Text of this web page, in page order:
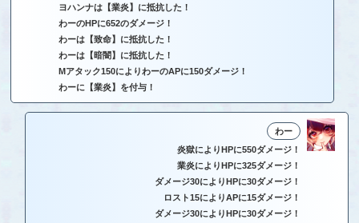
ヨハンナは【業炎】に抵抗した！
わーのHPに652のダメージ！
わーは【致命】に抵抗した！
わーは【暗闇】に抵抗した！
Mアタック150によりわーのAPに150ダメージ！
わーに【業炎】を付与！
わー
炎獄によりHPに550ダメージ！
業炎によりHPに325ダメージ！
ダメージ30によりHPに30ダメージ！
ロスト15によりAPに15ダメージ！
ダメージ30によりHPに30ダメージ！